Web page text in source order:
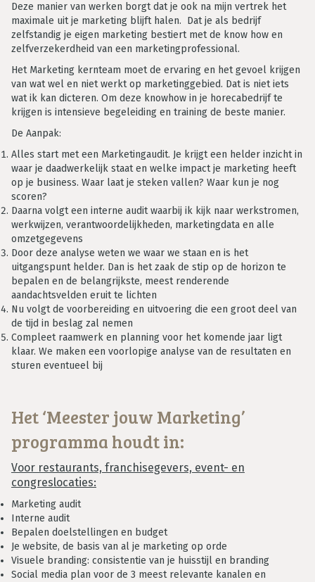
Deze manier van werken borgt dat je ook na mijn vertrek het
maximale uit je marketing blijft halen. Dat je als bedrijf
zelfstandig je eigen marketing bestiert met de know how en
zelfverzekerdheid van een marketingprofessional.
Het Marketing kernteam moet de ervaring en het gevoel krijgen
van wat wel en niet werkt op marketinggebied. Dat is niet iets
wat ik kan dicteren. Om deze knowhow in je horecabedrijf te
krijgen is intensieve begeleiding en training de beste manier.
De Aanpak:
Alles start met een Marketingaudit. Je krijgt een helder inzicht in
waar je daadwerkelijk staat en welke impact je marketing heeft
op je business. Waar laat je steken vallen? Waar kun je nog
scoren?
Daarna volgt een interne audit waarbij ik kijk naar werkstromen,
werkwijzen, verantwoordelijkheden, marketingdata en alle
omzetgegevens
Door deze analyse weten we waar we staan en is het
uitgangspunt helder. Dan is het zaak de stip op de horizon te
bepalen en de belangrijkste, meest renderende
aandachtsvelden eruit te lichten
Nu volgt de voorbereiding en uitvoering die een groot deel van
de tijd in beslag zal nemen
Compleet raamwerk en planning voor het komende jaar ligt
klaar. We maken een voorlopige analyse van de resultaten en
sturen eventueel bij
Het ‘Meester jouw Marketing’
programma houdt in:
Voor restaurants, franchisegevers, event- en
congreslocaties:
Marketing audit
Interne audit
Bepalen doelstellingen en budget
Je website, de basis van al je marketing op orde
Visuele branding: consistentie van je huisstijl en branding
Social media plan voor de 3 meest relevante kanalen en